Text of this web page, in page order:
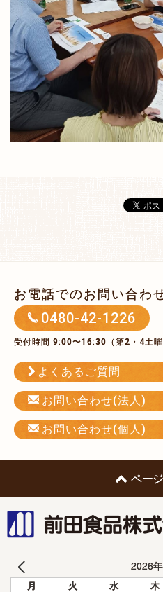
お電話でのお問い合わ
0480-42-1226
受付時間 9:00〜16:30（第2・4土曜
よくあるご質問
お問い合わせ(法人)
お問い合わせ(個人)
ペー
2026
月 火 水 木